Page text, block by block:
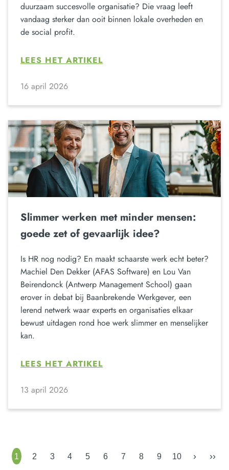
duurzaam succesvolle organisatie? Die vraag leeft
vandaag sterker dan ooit binnen lokale overheden en
de social profit.
LEES HET ARTIKEL
16 april 2026
Slimmer werken met minder mensen:
goede zet of gevaarlijk idee?
Is HR nog nodig? En maakt schaarste werk echt beter?
Machiel Den Dekker (AFAS Software) en Lou Van
Beirendonck (Antwerp Management School) gaan
erover in debat bij Baanbrekende Werkgever, een
lerend netwerk waar experts en organisaties elkaar
bewust uitdagen rond hoe werk slimmer en menselijker
kan.
LEES HET ARTIKEL
13 april 2026
1 2 3 4 5 6 7 8 9 10 › ››